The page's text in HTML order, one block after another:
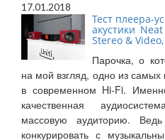
17.01.2018
Тест плеера-
акустики
Stereo &
Парочка, о
на мой взгляд, одно из
в современном Hi-Fi.
качественная
массовую аудиторию.
конкурировать с